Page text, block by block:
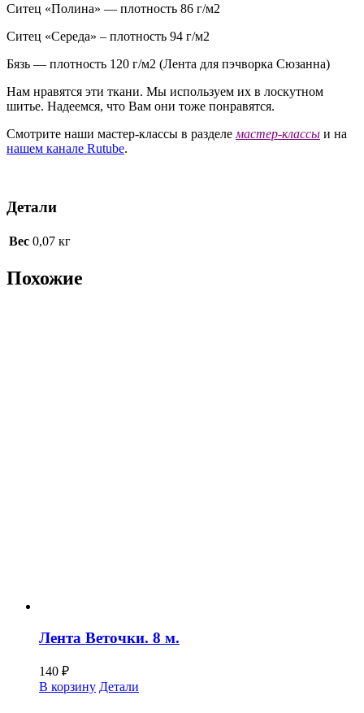
Ситец «Полина» — плотность 86 г/м2
Ситец «Середа» – плотность 94 г/м2
Бязь — плотность 120 г/м2 (Лента для пэчворка Сюзанна)
Нам нравятся эти ткани. Мы используем их в лоскутном
шитье. Надеемся, что Вам они тоже понравятся.
Смотрите наши мастер-классы в разделе мастер-классы и на
нашем канале Rutube.
Детали
Вес 0,07 кг
Похожие
Лента Веточки. 8 м.
140 ₽
В корзину Детали